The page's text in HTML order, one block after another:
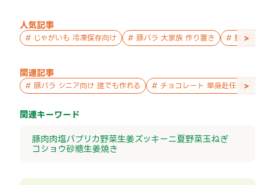
人気記事
# じゃがいも 冷凍保存向け # 豚バラ 大家族 作り置き # 鮭 親子 作
>
関連記事
# 豚バラ シニア向け 誰でも作れる # チョコレート 単身赴任 誰でも作
>
関連キーワード
豚肉肉塩パプリカ野菜生姜ズッキーニ夏野菜玉ねぎ
コショウ砂糖生姜焼き